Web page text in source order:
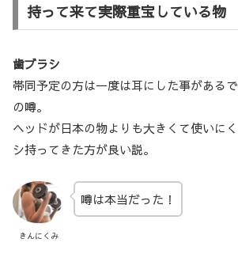
持って来て実際重宝している物
歯ブラシ
帯同予定の方は一度は耳にした事がある
の噂。
ヘッドが日本の物よりも大きくて使いに
シ持ってきた方が良い説。
きんにくみ
噂は本当だった！